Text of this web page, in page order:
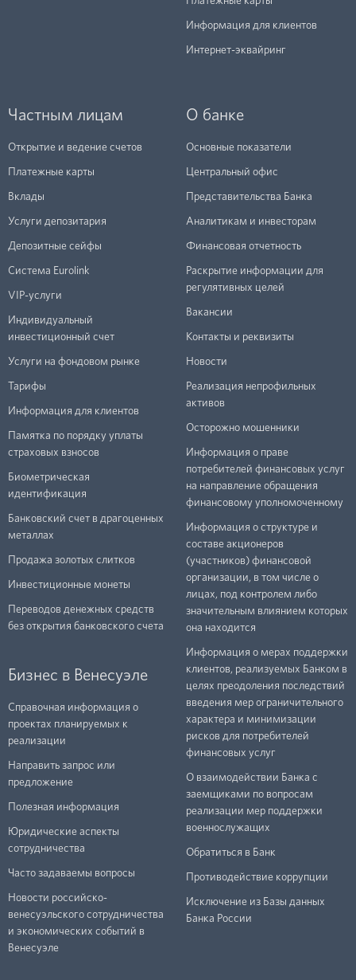
Информация для клиентов
Интернет-эквайринг
Частным лицам
Открытие и ведение счетов
Платежные карты
Вклады
Услуги депозитария
Депозитные сейфы
Система Eurolink
VIP-услуги
Индивидуальный
инвестиционный счет
Услуги на фондовом рынке
Тарифы
Информация для клиентов
Памятка по порядку уплаты
страховых взносов
Биометрическая
идентификация
Банковский счет в драгоценных
металлах
Продажа золотых слитков
Инвестиционные монеты
Переводов денежных средств
без открытия банковского счета
Бизнес в Венесуэле
Справочная информация о
проектах планируемых к
реализации
Направить запрос или
предложение
Полезная информация
Юридические аспекты
сотрудничества
Часто задаваемы вопросы
Новости российско-
венесуэльского сотрудничества
и экономических событий в
Венесуэле
О банке
Основные показатели
Центральный офис
Представительства Банка
Аналитикам и инвесторам
Финансовая отчетность
Раскрытие информации для
регулятивных целей
Вакансии
Контакты и реквизиты
Новости
Реализация непрофильных
активов
Осторожно мошенники
Информация о праве
потребителей финансовых услуг
на направление обращения
финансовому уполномоченному
Информация о структуре и
составе акционеров
(участников) финансовой
организации, в том числе о
лицах, под контролем либо
значительным влиянием которых
она находится
Информация о мерах поддержки
клиентов, реализуемых Банком в
целях преодоления последствий
введения мер ограничительного
характера и минимизации
рисков для потребителей
финансовых услуг
О взаимодействии Банка с
заемщиками по вопросам
реализации мер поддержки
военнослужащих
Обратиться в Банк
Противодействие коррупции
Исключение из Базы данных
Банка России